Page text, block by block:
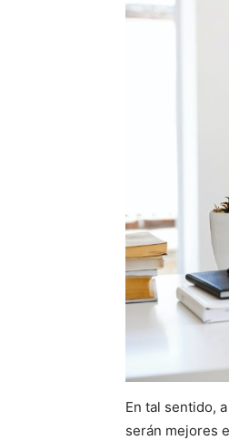
En tal sentido,
serán mejores